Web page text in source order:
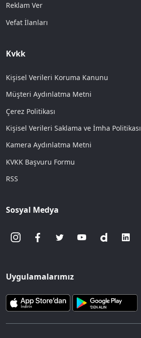
Reklam Ver
Vefat İlanları
Kvkk
Kişisel Verileri Koruma Kanunu
Müşteri Aydınlatma Metni
Çerez Politikası
Kişisel Verileri Saklama ve İmha Politikası
Kamera Aydınlatma Metni
KVKK Başvuru Formu
RSS
Sosyal Medya
Uygulamalarımız